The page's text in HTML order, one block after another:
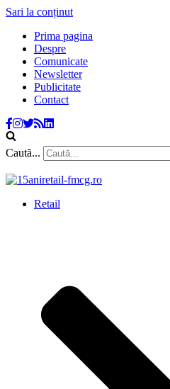
Sari la conținut
Prima pagina
Despre
Comunicate
Newsletter
Publicitate
Contact
Caută...
Retail